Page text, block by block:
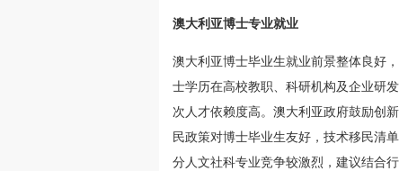
澳大利亚博士专业就业
澳大利亚博士毕业生就业前景整体良好
士学历在高校教职、科研机构及企业研
次人才依赖度高。澳大利亚政府鼓励创
民政策对博士毕业生友好，技术移民清
分人文社科专业竞争较激烈，建议结合